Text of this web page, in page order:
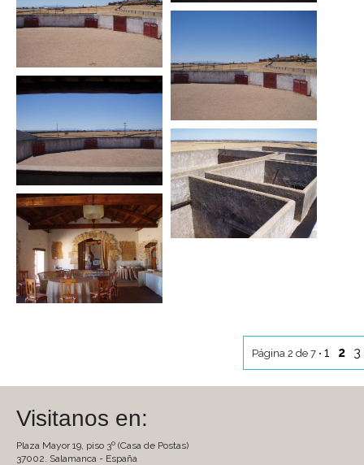
Página 2 de 7 • 1 2 3
Visitanos en:
Plaza Mayor 19, piso 3º (Casa de Postas)
37002. Salamanca - España